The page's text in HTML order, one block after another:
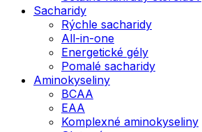
Sacharidy
Rýchle sacharidy
All-in-one
Energetické gély
Pomalé sacharidy
Aminokyseliny
BCAA
EAA
Komplexné aminokyseliny